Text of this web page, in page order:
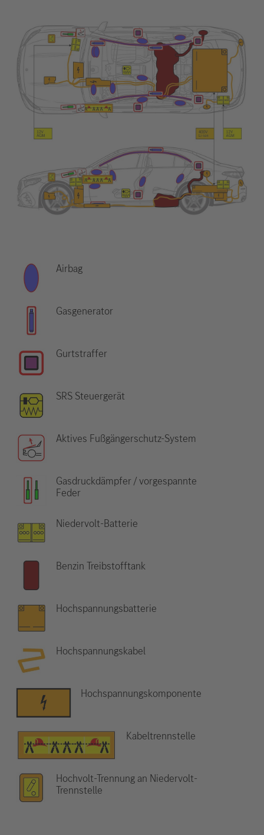
Airbag
Gasgenerator
Gurtstraffer
SRS Steuergerät
Aktives Fußgängerschutz-System
Gasdruckdämpfer / vorgespannte
Feder
Niedervolt-Batterie
Benzin Treibstofftank
Hochspannungsbatterie
Hochspannungskabel
Hochspannungskomponente
Kabeltrennstelle
Hochvolt-Trennung an Niedervolt-
Trennstelle